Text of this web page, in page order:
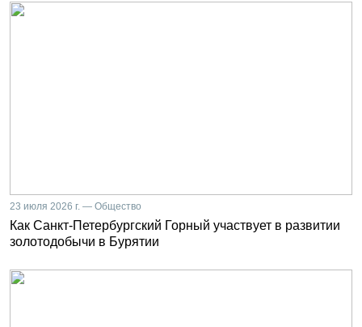
23 июля 2026 г. — Общество
Как Санкт-Петербургский Горный участвует в развитии
золотодобычи в Бурятии